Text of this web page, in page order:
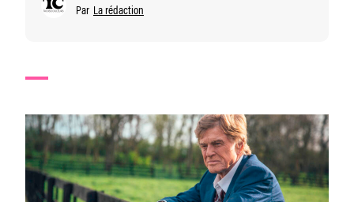
Par La rédaction